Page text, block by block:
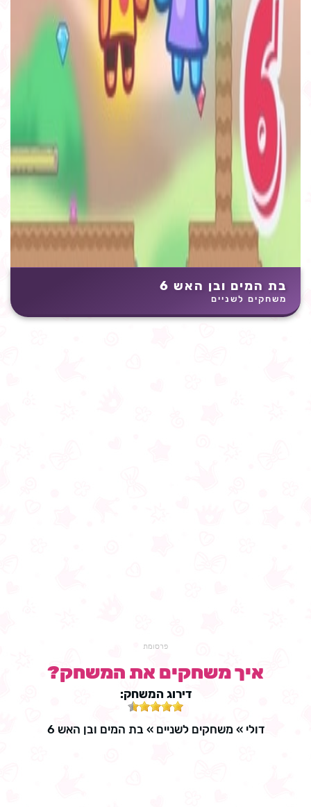
בת המים ובן האש 6
משחקים לשניים
פרסומת
איך משחקים את המשחק?
דירוג המשחק:
דולי » משחקים לשניים » בת המים ובן האש 6